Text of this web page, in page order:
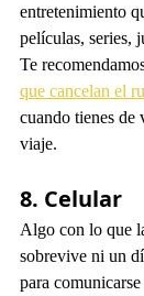
entretenimiento
películas, series,
Te
que cancelan el
cuando tienes de
viaje.
8. Celular
Algo con lo que
sobrevive ni un
para